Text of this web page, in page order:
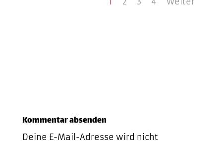
Kommentar absenden
Deine E-Mail-Adresse wird nicht